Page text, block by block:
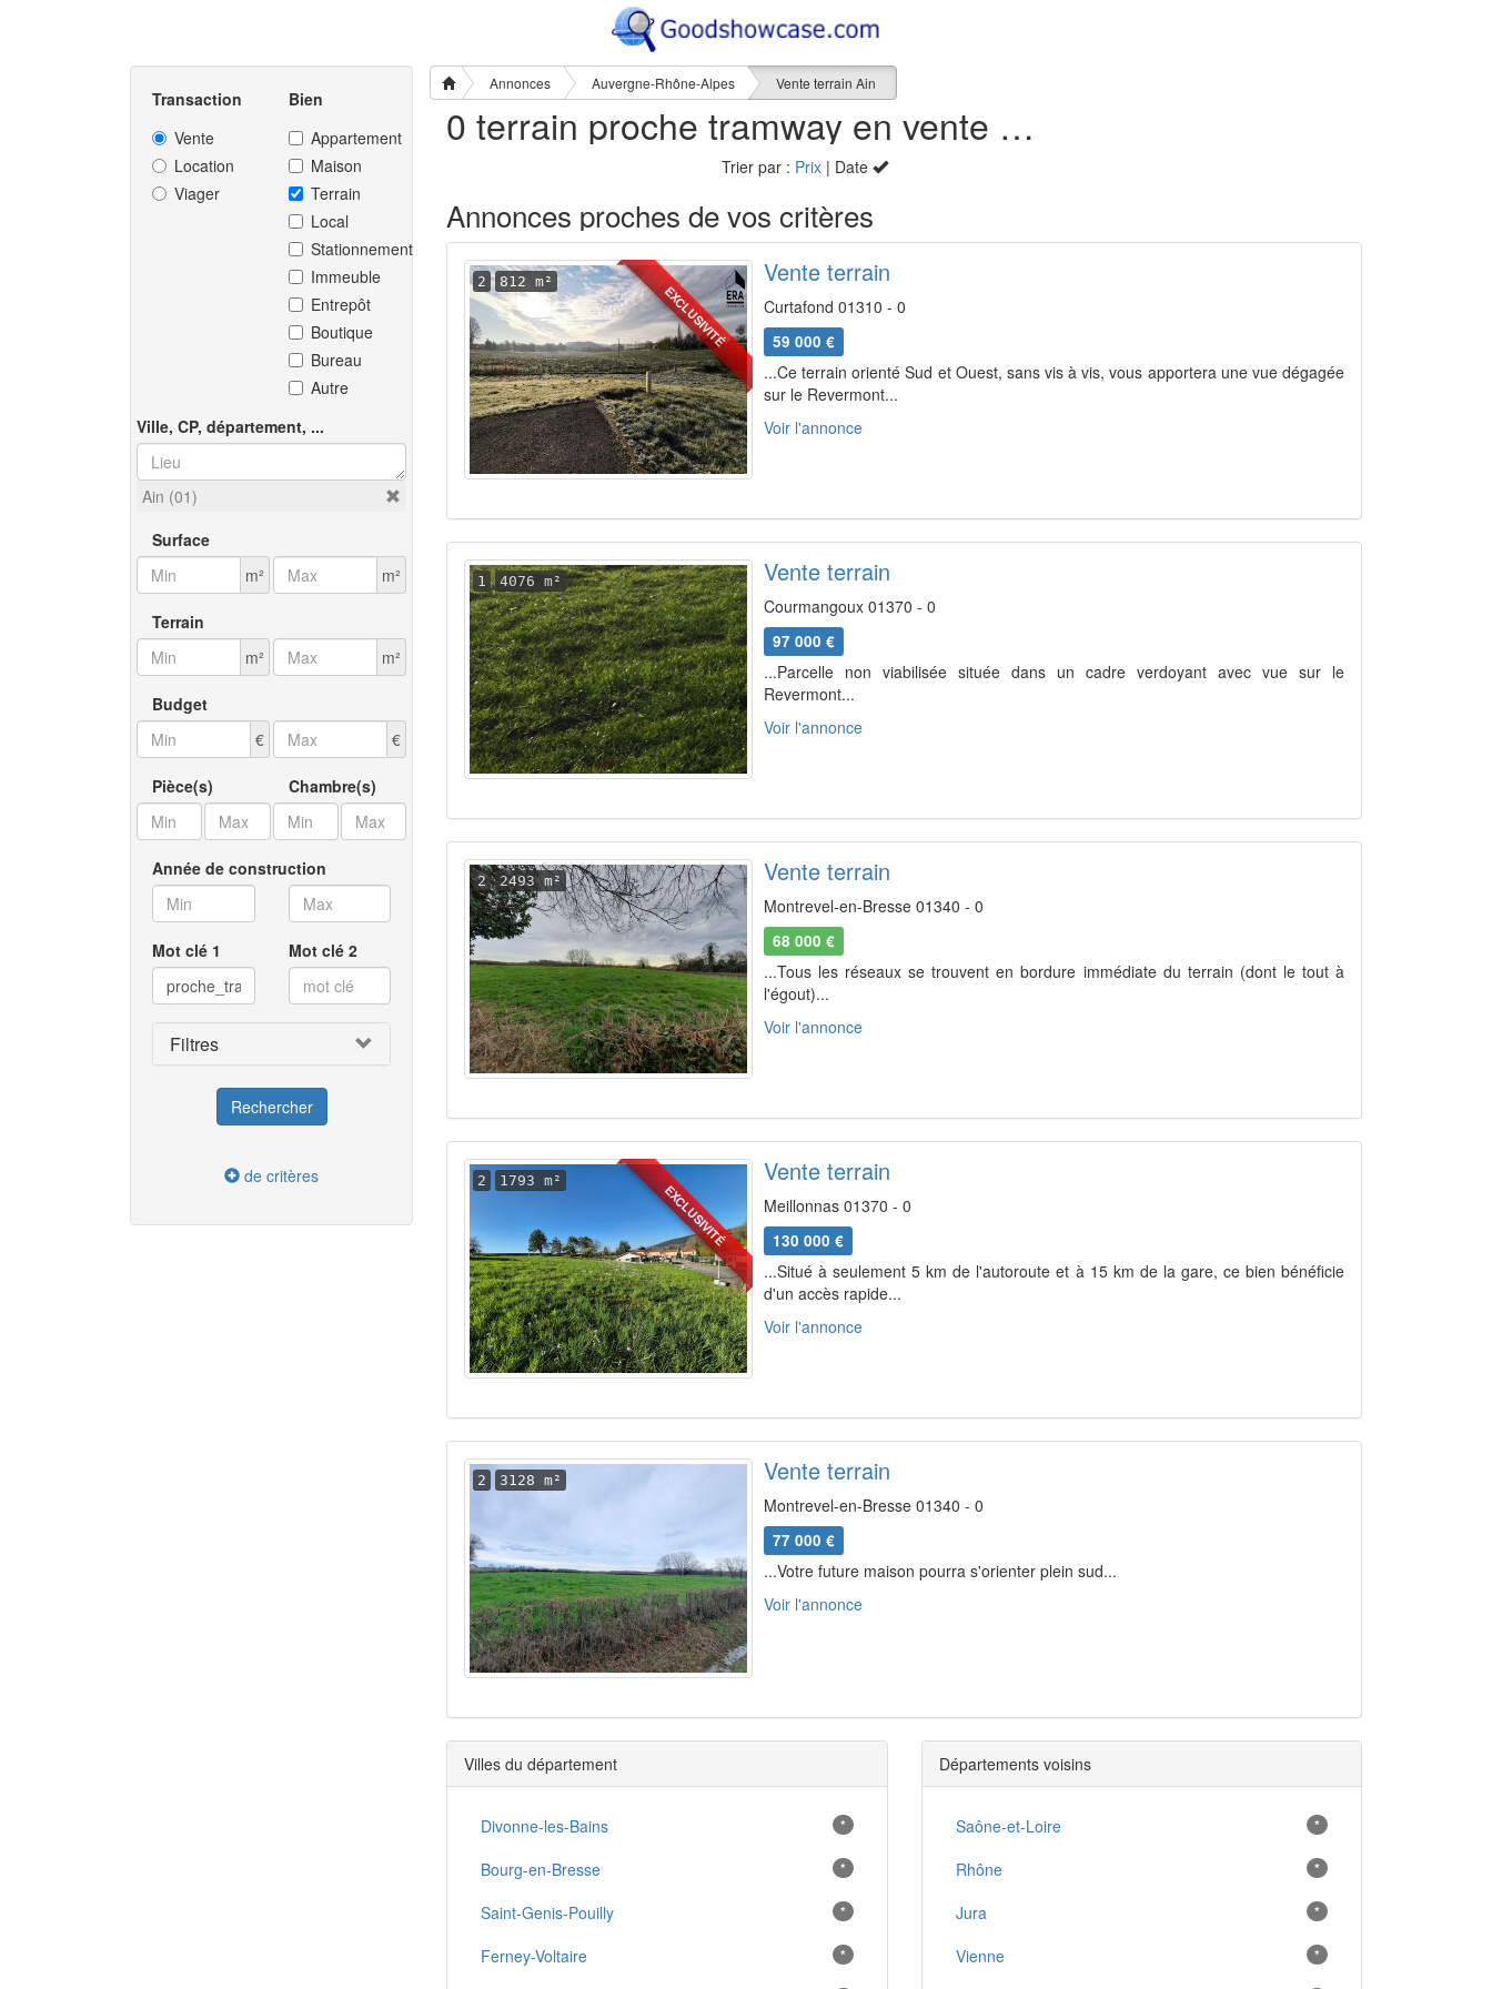
Annonces Auvergne-Rhône-Alpes Vente terrain Ain
Transaction
Vente
Location
Viager
Bien
Appartement
Maison
Terrain
Local
Stationnement
Immeuble
Entrepôt
Boutique
Bureau
Autre
Ville, CP, département, ...
Ain (01)
Surface
m²
m²
Terrain
m²
m²
Budget
€
€
Pièce(s) Chambre(s)
Année de construction
Mot clé 1 Mot clé 2
Filtres
de critères
0 terrain proche tramway en vente dans l'Ain (01)
Trier par : Prix| Date
Annonces proches de vos critères
EXCLUSIVITÉ
2 812 m² Vente terrain
Curtafond 01310 - 0
59 000 €
...Ce terrain orienté Sud et Ouest, sans vis à vis, vous apportera une vue dégagée
sur le Revermont...
Voir l'annonce
1 4076 m² Vente terrain
Courmangoux 01370 - 0
97 000 €
...Parcelle non viabilisée située dans un cadre verdoyant avec vue sur le
Revermont...
Voir l'annonce
2 2493 m² Vente terrain
Montrevel-en-Bresse 01340 - 0
68 000 €
...Tous les réseaux se trouvent en bordure immédiate du terrain (dont le tout à
l'égout)...
Voir l'annonce
EXCLUSIVITÉ
2 1793 m² Vente terrain
Meillonnas 01370 - 0
130 000 €
...Situé à seulement 5 km de l'autoroute et à 15 km de la gare, ce bien bénéficie
d'un accès rapide...
Voir l'annonce
2 3128 m² Vente terrain
Montrevel-en-Bresse 01340 - 0
77 000 €
...Votre future maison pourra s'orienter plein sud...
Voir l'annonce
Villes du département
Divonne-les-Bains *
Bourg-en-Bresse *
Saint-Genis-Pouilly *
Ferney-Voltaire *
Départements voisins
Saône-et-Loire *
Rhône *
Jura *
Vienne *